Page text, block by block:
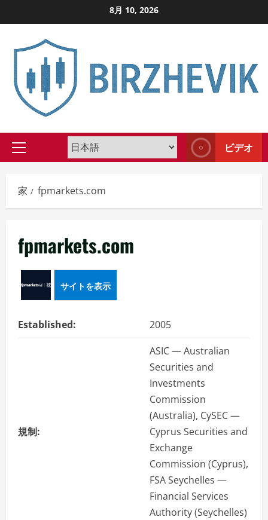
ン
ッ
8月 10, 2026
プ
イ
マ
ニ
ュ
ー
ビデオ
家 fpmarkets.com
fpmarkets.com
サイトを表示
Established: 2005
規制:
ASIC — Australian
Securities and
Investments
Commission
(Australia), CySEC —
Cyprus Securities and
Exchange
Commission (Cyprus),
FSA Seychelles —
Financial Services
Authority (Seychelles)